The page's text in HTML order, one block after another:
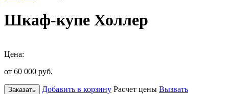
Шкаф-купе Холлер
Цена:
от 60 000 руб.
Заказать Добавить в корзину Расчет цены Вызвать